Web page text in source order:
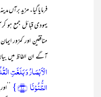
فرمایا گیا۔ مزید
یہودی قبائل جمع ہو
منافقین اور کمزور
آگے ان الفاظ میں
الۡاَبۡصَارُ وَ بَلَغَتِ
الظُّنُوۡنَا ﴿۱۰﴾}